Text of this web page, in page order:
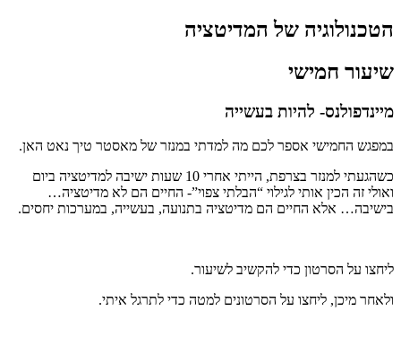
הטכנולוגיה של המדיטציה
שיעור חמישי
מיינדפולנס- להיות בעשייה
במפגש החמישי אספר לכם מה למדתי במנזר של מאסטר טיך נאט האן.
כשהגעתי למנזר בצרפת, הייתי אחרי 10 שעות ישיבה למדיטציה ביום
ואולי זה הכין אותי לגילוי “הבלתי צפוי”- החיים הם לא מדיטציה…
בישיבה… אלא החיים הם מדיטציה בתנועה, בעשייה, במערכות יחסים.
ליחצו על הסרטון כדי להקשיב לשיעור.
ולאחר מיכן, ליחצו על הסרטונים למטה כדי לתרגל איתי.